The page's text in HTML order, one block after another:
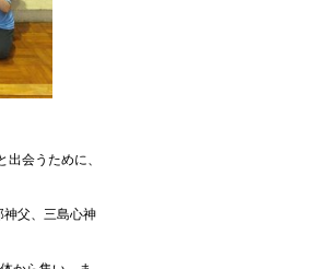
会うために、
父、三島心神